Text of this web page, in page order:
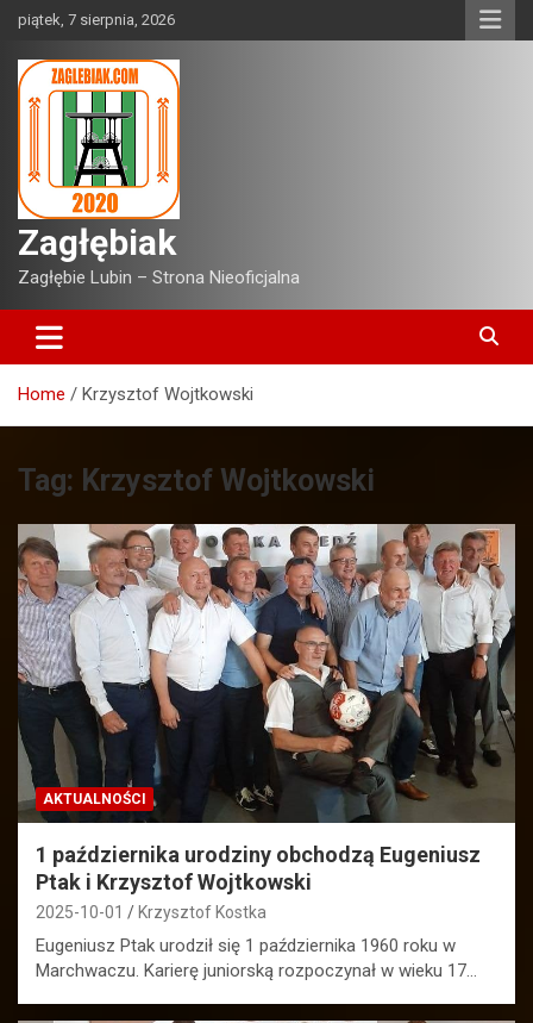
Skip
content
piątek, 7 sierpnia, 2026
Zagłębiak
Zagłębie Lubin – Strona Nieoficjalna
Home Krzysztof Wojtkowski
Tag: Krzysztof Wojtkowski
AKTUALNOŚCI
1 października urodziny obchodzą Eugeniusz
Ptak i Krzysztof Wojtkowski
2025-10-01 Krzysztof Kostka
Eugeniusz Ptak urodził się 1 października 1960 roku w
Marchwaczu. Karierę juniorską rozpoczynał w wieku 17…